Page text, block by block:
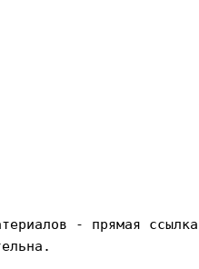
- прямая ссылка